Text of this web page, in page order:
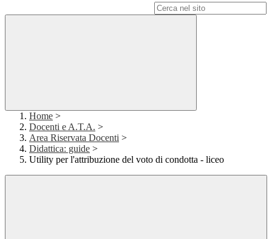
Home >
Docenti e A.T.A. >
Area Riservata Docenti >
Didattica: guide >
Utility per l'attribuzione del voto di condotta - liceo